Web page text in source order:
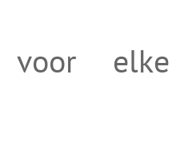
voor elke